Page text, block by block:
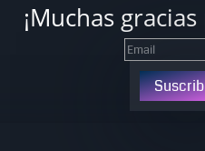
¡Muchas